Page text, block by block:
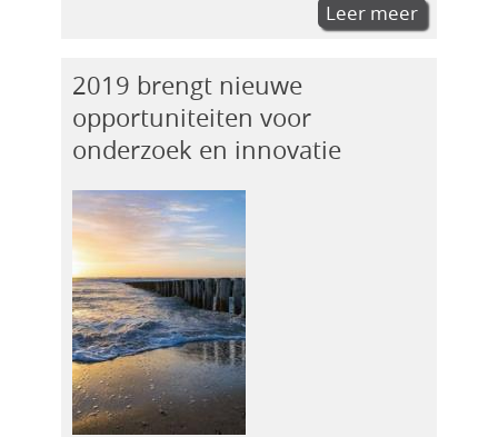
Leer meer
2019 brengt nieuwe
opportuniteiten voor
onderzoek en innovatie